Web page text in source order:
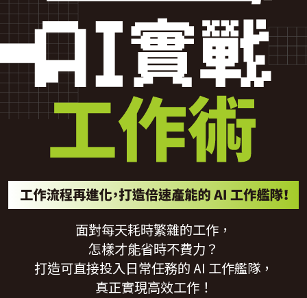
面對每天耗時繁雜的工作，
怎樣才能省時不費力？
打造可直接投入日常任務的 AI 工作艦隊，
真正實現高效工作！